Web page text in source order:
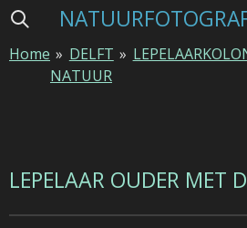
Ga
naar
Home » DELFT
NATUUR
»
LEPELAAR OUDER MET